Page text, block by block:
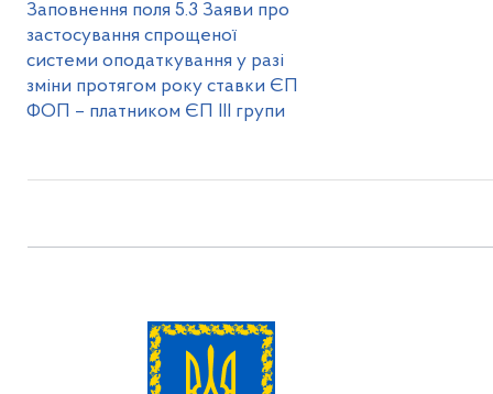
Заповнення поля 5.3 Заяви про
застосування спрощеної
системи оподаткування у разі
зміни протягом року ставки ЄП
ФОП – платником ЄП ІІІ групи